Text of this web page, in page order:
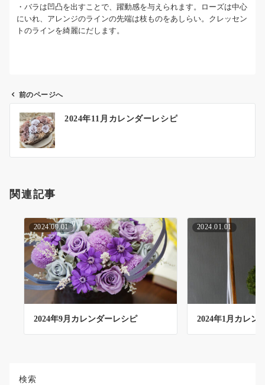
・バラは凹凸を出すことで、躍動感を与えられます。ローズは中心
にいれ、アレンジのラインの先端は枝ものをあしらい。クレッセン
トのラインを綺麗にだします。
シ
前のページへ
2024年11月カレンダーレシピ
関連記事
2024.09.01
2024年9月カレンダーレシピ
2024.01.01
2024年1月カレン
検索